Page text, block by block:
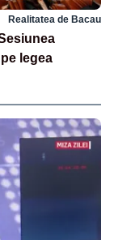
Realitatea de Bacau
legea